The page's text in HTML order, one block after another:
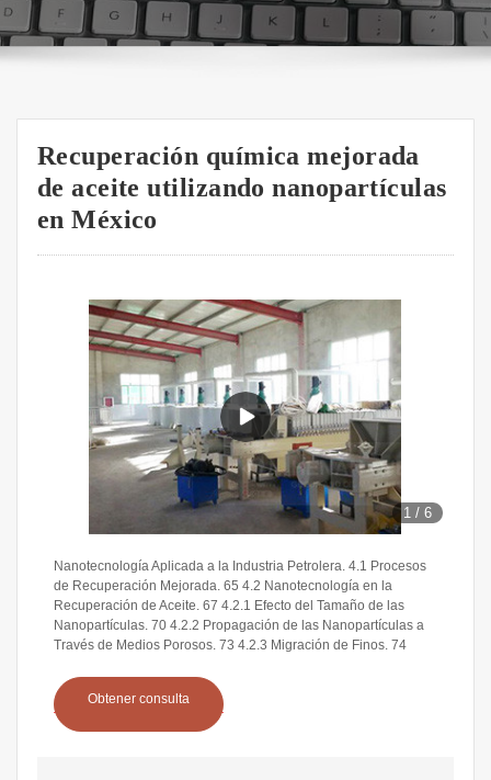
Recuperación química mejorada
de aceite utilizando nanopartículas
en México
1 /6
Nanotecnología Aplicada a la Industria Petrolera. 4.1 Procesos
de Recuperación Mejorada. 65 4.2 Nanotecnología en la
Recuperación de Aceite. 67 4.2.1 Efecto del Tamaño de las
Nanopartículas. 70 4.2.2 Propagación de las Nanopartículas a
Través de Medios Porosos. 73 4.2.3 Migración de Finos. 74
Obtener consulta